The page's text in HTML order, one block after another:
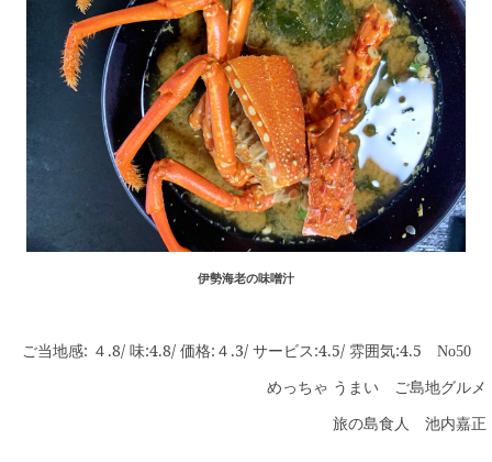
伊勢海老の味噌汁
ご当地感: ４.8/ 味:4.8/ 価格:４.3/ サービス:4.5/ 雰囲気:4.5 No50
めっちゃ うまい ご島地グルメ
旅の島食人 池内嘉正